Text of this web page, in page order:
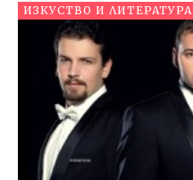
ИЗКУСТВО И ЛИТЕРАТУРА